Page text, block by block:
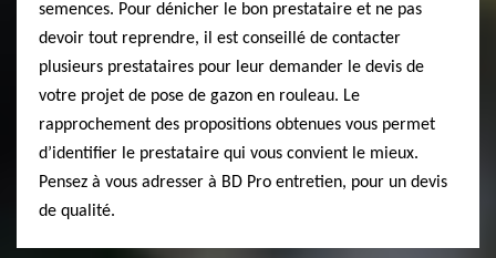
semences. Pour dénicher le bon prestataire et ne pas
devoir tout reprendre, il est conseillé de contacter
plusieurs prestataires pour leur demander le devis de
votre projet de pose de gazon en rouleau. Le
rapprochement des propositions obtenues vous permet
d’identifier le prestataire qui vous convient le mieux.
Pensez à vous adresser à BD Pro entretien, pour un devis
de qualité.